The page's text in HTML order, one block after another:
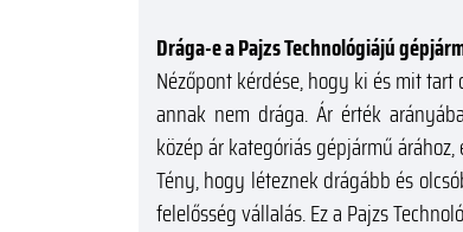
Drága-e a Pajzs Technológiájú
Nézőpont kérdése, hogy ki és mit
annak nem drága. Ár érték
közép ár kategóriás gépjármű
Tény, hogy léteznek drágább és
felelősség vállalás. Ez a Pajzs